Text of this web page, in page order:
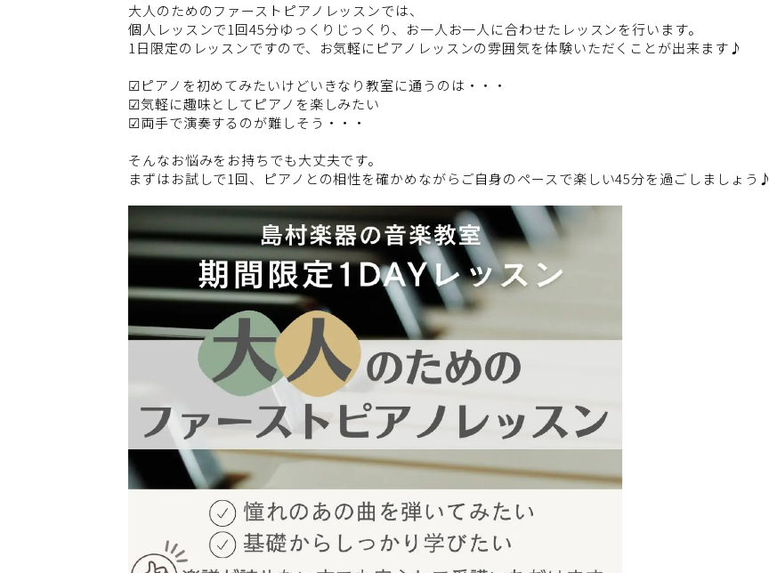
大人のためのファーストピアノレッスンでは、
個人レッスンで1回45分ゆっくりじっくり、お一人お一人に合わせたレッスンを行います。
1日限定のレッスンですので、お気軽にピアノレッスンの雰囲気を体験いただくことが出来ます♪
☑ピアノを初めてみたいけどいきなり教室に通うのは・・・
☑気軽に趣味としてピアノを楽しみたい
☑両手で演奏するのが難しそう・・・
そんなお悩みをお持ちでも大丈夫です。
まずはお試しで1回、ピアノとの相性を確かめながらご自身のペースで楽しい45分を過ごしましょう♪